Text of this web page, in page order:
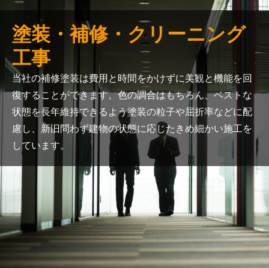
塗装・補修・クリーニング
工事
当社の補修塗装は費用と時間をかけずに美観と機能を回
復することができます。色の調合はもちろん、ベストな
状態を長年維持できるよう塗装の粒子や屈折率などに配
慮し、 新旧問わず建物の状態に応じたきめ細かい施工を
しています。